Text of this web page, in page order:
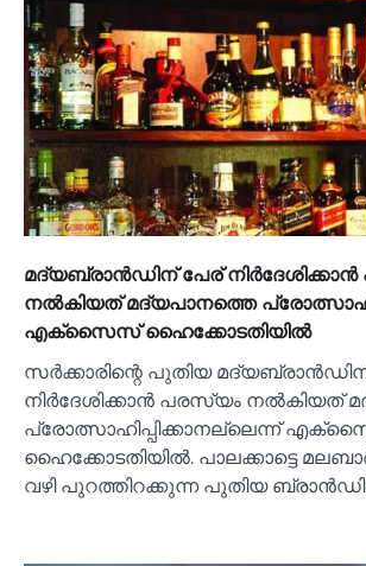
മദ്യബ്രാൻഡിന് പേര്
നല്‍കിയത് മദ്യപാനത്തെ
എക്‌സൈസ് ഹൈക്കോടതിയില്‍
സർക്കാരിന്റെ പുതിയ
നിർദേശിക്കാൻ പരസ്യം നല്‍കിയത്
പ്രോത്സാഹിപ്പിക്കാനല്ലെന്ന്
ഹൈക്കോടതിയില്‍. പാലക്കാട്ടെ
വഴി പുറത്തിറക്കുന്ന പുതിയ